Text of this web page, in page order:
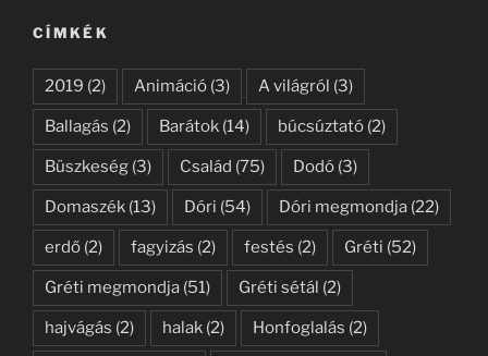
CÍMKÉK
2019 (2) Animáció (3) A világról (3)
Ballagás (2) Barátok (14) búcsúztató (2)
Büszkeség (3) Család (75) Dodó (3)
Domaszék (13) Dóri (54) Dóri megmondja (22)
erdő (2) fagyizás (2) festés (2) Gréti (52)
Gréti megmondja (51) Gréti sétál (2)
hajvágás (2) halak (2) Honfoglalás (2)